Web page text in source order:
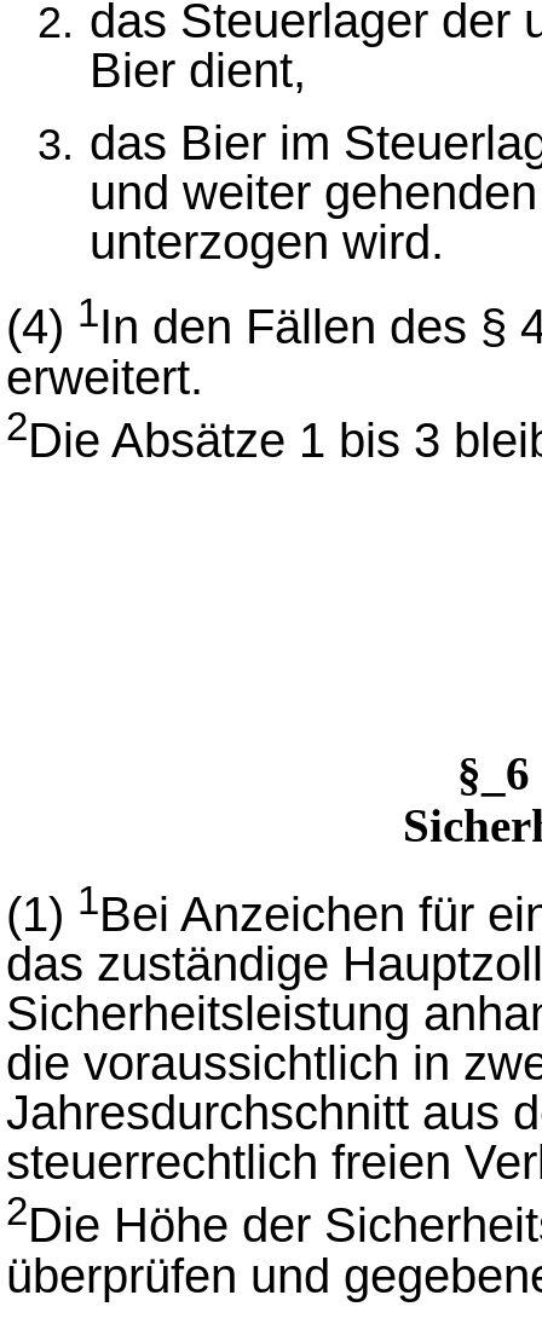
das Steuerlager der
Bier dient,
das Bier im
und weiter
unterzogen wird.
(4) 1In den Fällen des §
erweitert.
2Die Absätze 1 bis 3
(1) 1Bei Anzeichen für
das zuständige
Sicherheitsleistung
die voraussichtlich in
Jahresdurchschnitt aus
steuerrechtlich freien
2Die Höhe der
überprüfen und